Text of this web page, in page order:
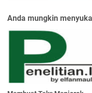
Anda mungkin